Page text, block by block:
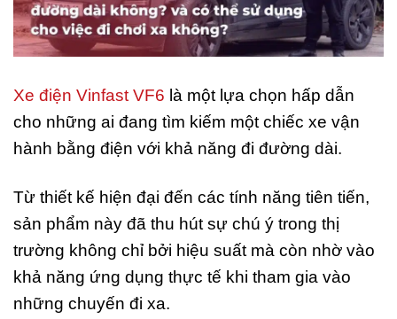
Xe điện Vinfast VF6 là một lựa chọn hấp dẫn
cho những ai đang tìm kiếm một chiếc xe vận
hành bằng điện với khả năng đi đường dài.
Từ thiết kế hiện đại đến các tính năng tiên tiến,
sản phẩm này đã thu hút sự chú ý trong thị
trường không chỉ bởi hiệu suất mà còn nhờ vào
khả năng ứng dụng thực tế khi tham gia vào
những chuyến đi xa.